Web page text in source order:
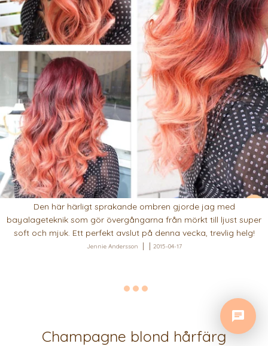
Den här härligt sprakande ombren gjorde jag med
bayalageteknik som gör övergångarna från mörkt till ljust super
soft och mjuk. Ett perfekt avslut på denna vecka, trevlig helg!
Jennie Andersson 2015-04-17
Champagne blond hårfärg